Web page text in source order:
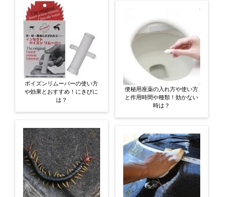
ポイズンリムーバーの使い方
や効果とおすすめ！にきびに
は？
便秘用座薬の入れ方や使い方
と作用時間や種類！効かない
時は？